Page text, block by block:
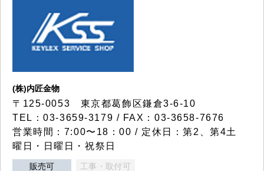
(株)内匠金物
〒125-0053 東京都葛飾区鎌倉3-6-10
TEL：03-3659-3179 / FAX：03-3658-7676
営業時間：7:00〜18：00 / 定休日：第2、第4土
曜日・日曜日・祝祭日
販売可 工事・取付可